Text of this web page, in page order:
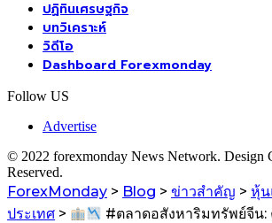
ปฏิทินเศรษฐกิจ
บทวิเคราะห์
วิดีโอ
Dashboard Forexmonday
Follow US
Advertise
© 2022 forexmonday News Network. Design
Reserved.
ForexMonday > Blog > ข่าวสำคัญ > หุ้น
ประเทศ >
#ตลาดอสังหาริมทรัพย์จีน